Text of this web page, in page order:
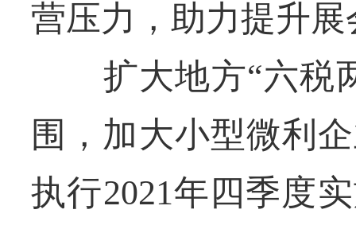
营压力，助力提升
扩大地方“六税
围，加大小型微利
执行2021年四季度